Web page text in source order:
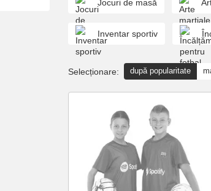
Jocuri de masă
Inventar sportiv
Selecționare: după popularitate